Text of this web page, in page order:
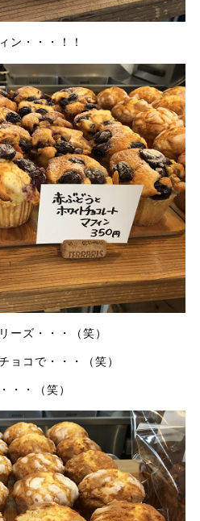
ン・・・！！
ーズ・・・（笑）
ョコで・・・（笑）
・・（笑）